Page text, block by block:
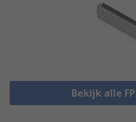
Bekijk alle